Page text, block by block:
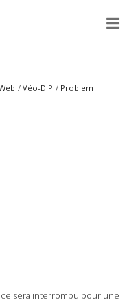
Véo-DIP Problem
sera interrompu pour une